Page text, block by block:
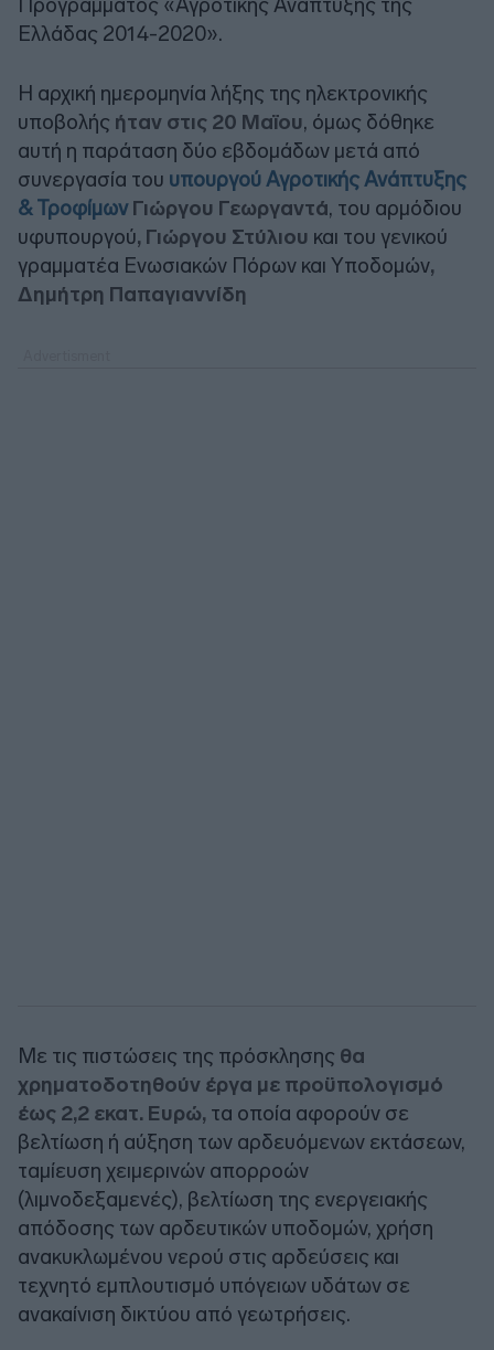
Ελλάδας 2014-2020».
Η αρχική ημερομηνία λήξης της ηλεκτρονικής
υποβολής ήταν στις 20 Μαϊου, όμως δόθηκε
αυτή η παράταση δύο εβδομάδων μετά από
συνεργασία του υπουργού Αγροτικής Ανάπτυξης
& Τροφίμων Γιώργου Γεωργαντά, του αρμόδιου
υφυπουργού, Γιώργου Στύλιου και του γενικού
γραμματέα Ενωσιακών Πόρων και Υποδομών,
Δημήτρη Παπαγιαννίδη
Με τις πιστώσεις της πρόσκλησης θα
χρηματοδοτηθούν έργα με προϋπολογισμό
έως 2,2 εκατ. Ευρώ, τα οποία αφορούν σε
βελτίωση ή αύξηση των αρδευόμενων εκτάσεων,
ταμίευση χειμερινών απορροών
(λιμνοδεξαμενές), βελτίωση της ενεργειακής
απόδοσης των αρδευτικών υποδομών, χρήση
ανακυκλωμένου νερού στις αρδεύσεις και
τεχνητό εμπλουτισμό υπόγειων υδάτων σε
ανακαίνιση δικτύου από γεωτρήσεις.